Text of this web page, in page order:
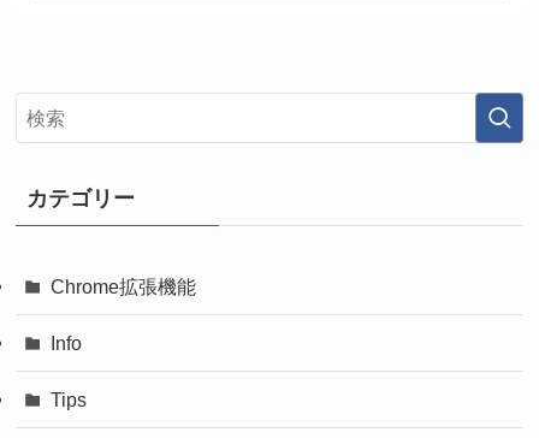
カテゴリー
Chrome拡張機能
Info
Tips